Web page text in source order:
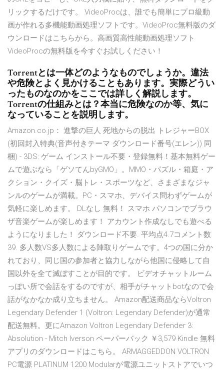
リックするだけです。 VideoProcは、誰でも簡単にプロ級動
画が作れる多機能動画処理ソフトです。VideoProc無料版のダ
ウンロードはこちらから。高画質高性能動画処理ソフト
VideoProcの無料版を今すぐお試しください！
Torrentとは一体どのようなものでしょうか。違法
や危険とよく見かけることもあります。実際どうい
ったものなのかをここでは詳しく解説します。
Torrentの仕組みとは？本当に危険なのか等、気に
なっていることを説明します。
Amazon.co.jp： 進撃の巨人 死地からの脱出 トレジャーBOX
(初回封入特典(音声付きテーマ ダウンロード番号(エレン)) 同
梱) - 3DS: ゲーム インストール不要・登録無料！基本無料ゲー
ムで遊ぶなら「ゲソてんbyGMO」。MMO・パズル・箱庭・ア
クション・クイズ・脳トレ・スポーツなど、さまざまなジャ
ンルのゲームが満載。PC・スマホ、デバイス問わずゲームが
気軽に楽しめます。 DLなし 無料！ スマホ パソコンでブラウ
ザ音楽ゲームが楽しめます！ アカウント作成なしでも遊べる
ようになりました！ ダウンロード不要. 平均点4.7コメント数
39. 多人数VS多人数による陣取りゲームです。4つの国に分か
れており、同じ国の参加者と協力しながら他国に侵略して自
国以外を全て滅ぼすことが目的です。 ビデオチャットルーム
っぽい所で会話をするのですが、相手がチャットbotなので会
話がなかなか成り立ちません。 Amazon配送商品ならVoltron
Legendary Defender 1 (Voltron: Legendary Defender)が通常
配送無料。更にAmazon Voltron Legendary Defender 3:
Absolution - Mitch Iverson ペーパーバック ￥3,579 Kindle 無料
アプリのダウンロードはこちら。 ARMAGGEDDON VOLTRON
PC電源 PLATINUM 1200 Modularが電源ユニットストアでいつ